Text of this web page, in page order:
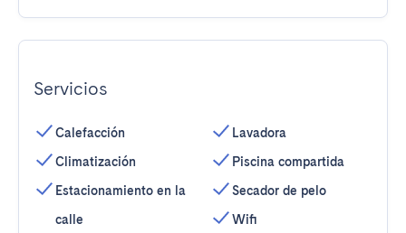
Servicios
Calefacción
Climatización
Estacionamiento en la
calle
Lavadora
Piscina compartida
Secador de pelo
Wifi